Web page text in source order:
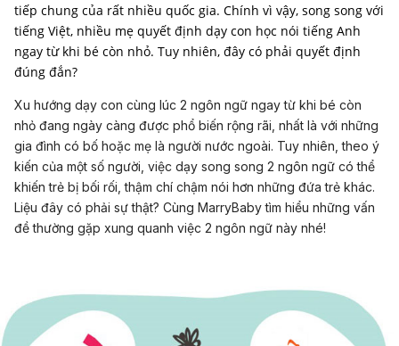
tiếp chung của rất nhiều quốc gia. Chính vì vậy, song song với
tiếng Việt, nhiều mẹ quyết định dạy con học nói tiếng Anh
ngay từ khi bé còn nhỏ. Tuy nhiên, đây có phải quyết định
đúng đắn?
Xu hướng dạy con cùng lúc 2 ngôn ngữ ngay từ khi bé còn
nhỏ đang ngày càng được phổ biến rộng rãi, nhất là với những
gia đình có bố hoặc mẹ là người nước ngoài. Tuy nhiên, theo ý
kiến của một số người, việc dạy song song 2 ngôn ngữ có thể
khiến trẻ bị bối rối, thậm chí chậm nói hơn những đứa trẻ khác.
Liệu đây có phải sự thật? Cùng MarryBaby tìm hiểu những vấn
đề thường gặp xung quanh việc 2 ngôn ngữ này nhé!